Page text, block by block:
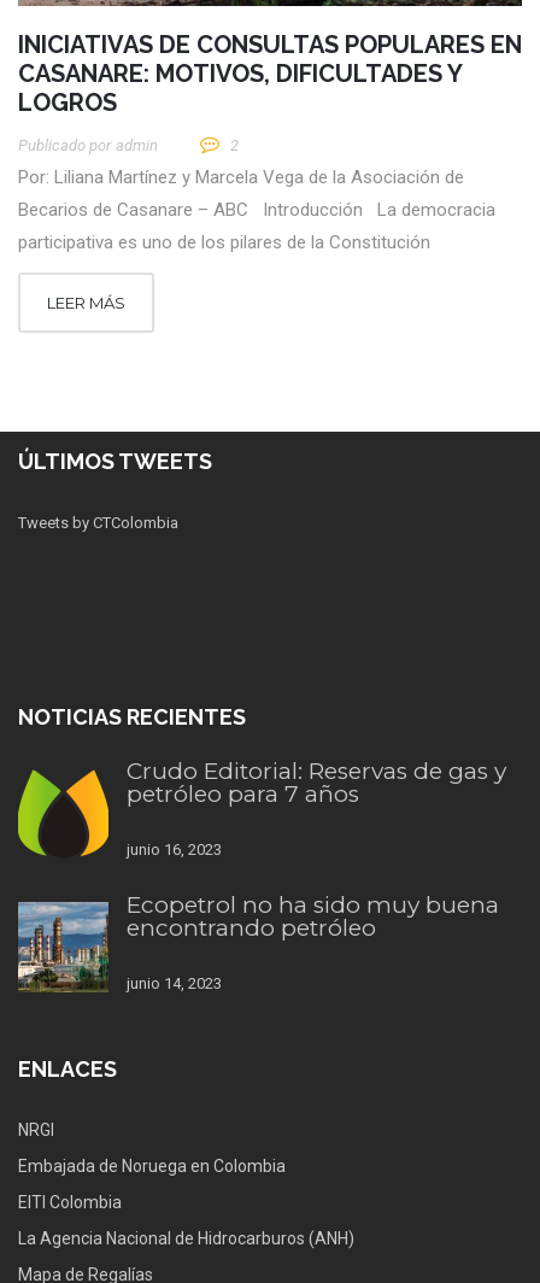
INICIATIVAS DE CONSULTAS POPULARES EN
CASANARE: MOTIVOS, DIFICULTADES Y
LOGROS
Publicado por Admin 2
Por: Liliana Martínez y Marcela Vega de la Asociación de
Becarios de Casanare – ABC Introducción La democracia
participativa es uno de los pilares de la Constitución
LEER MÁS
ÚLTIMOS TWEETS
Tweets by CTColombia
NOTICIAS RECIENTES
Crudo Editorial: Reservas de gas y
petróleo para 7 años
junio 16, 2023
Ecopetrol no ha sido muy buena
encontrando petróleo
junio 14, 2023
ENLACES
NRGI
Embajada de Noruega en Colombia
EITI Colombia
La Agencia Nacional de Hidrocarburos (ANH)
Mapa de Regalías